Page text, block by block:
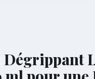
Dégrippant